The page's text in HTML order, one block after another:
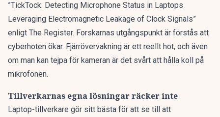
”TickTock: Detecting Microphone Status in Laptops
Leveraging Electromagnetic Leakage of Clock Signals”
enligt The Register. Forskarnas utgångspunkt är förstås att
cyberhoten ökar. Fjärrövervakning är ett reellt hot, och även
om man kan tejpa för kameran är det svårt att hålla koll på
mikrofonen.
Tillverkarnas egna lösningar räcker inte
Laptop-tillverkare gör sitt bästa för att se till att